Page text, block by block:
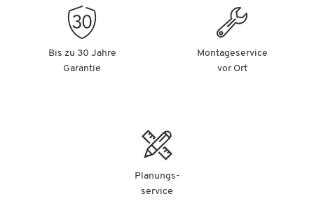
Bis zu 30 Jahre
Garantie
Montageservice
vor Ort
Planungs-
service